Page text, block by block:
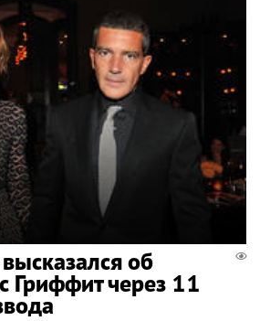
об
Гриффит через 11